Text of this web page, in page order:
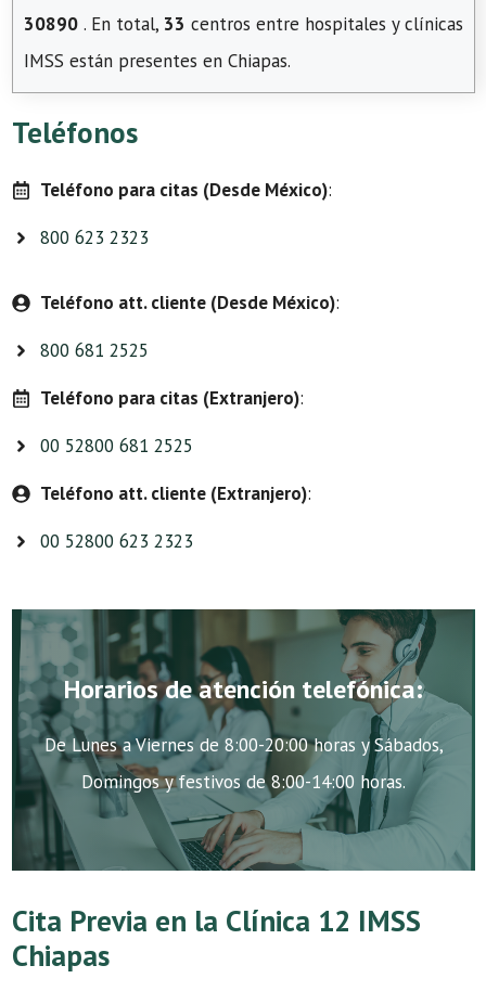
30890 . En total, 33 centros entre hospitales y clínicas
IMSS están presentes en Chiapas.
Teléfonos
Teléfono para citas (Desde México):
800 623 2323
Teléfono att. cliente (Desde México):
800 681 2525
Teléfono para citas (Extranjero):
00 52800 681 2525
Teléfono att. cliente (Extranjero):
00 52800 623 2323
Horarios de atención telefónica:
De Lunes a Viernes de 8:00-20:00 horas y Sábados,
Domingos y festivos de 8:00-14:00 horas.
Cita Previa en la Clínica 12 IMSS
Chiapas